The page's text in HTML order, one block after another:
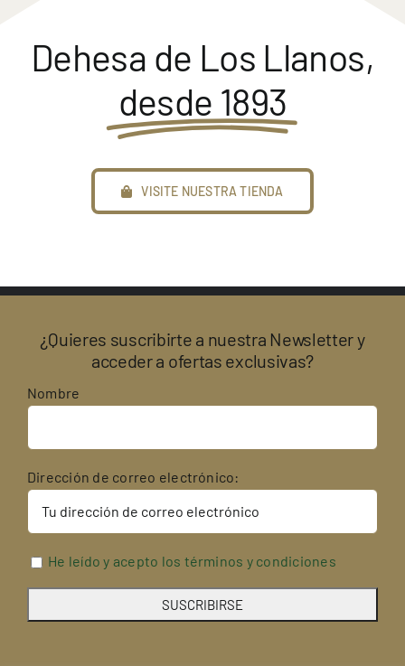
Dehesa de Los Llanos,
desde 1893
VISITE NUESTRA TIENDA
¿Quieres suscribirte a nuestra Newsletter y
acceder a ofertas exclusivas?
Nombre
Dirección de correo electrónico:
He leído y acepto los términos y condiciones